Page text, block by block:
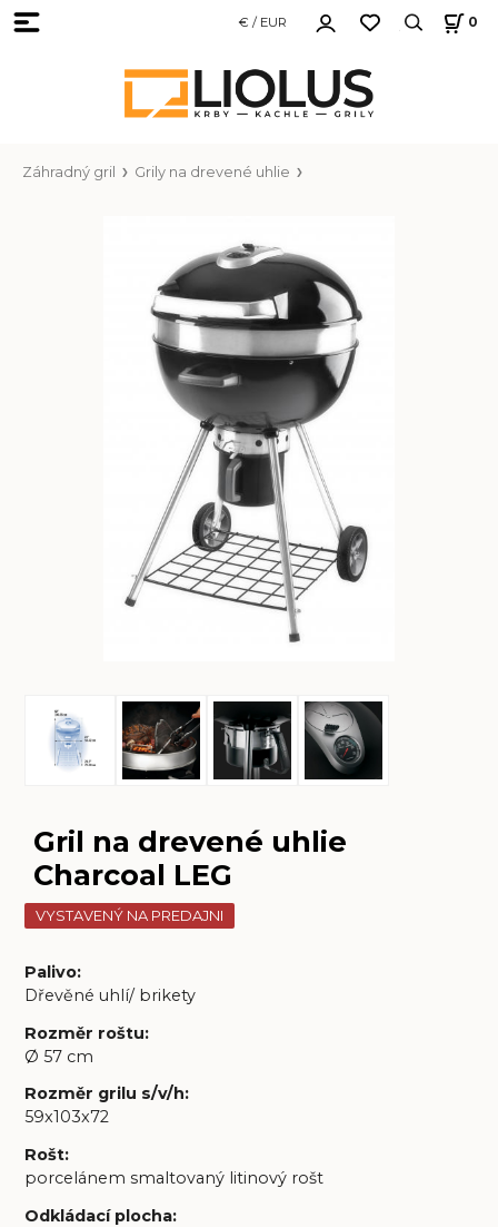
€ / EUR 0
Záhradný gril Grily na drevené uhlie
Gril na drevené uhlie
Charcoal LEG
VYSTAVENÝ NA PREDAJNI
Palivo:
Dřevěné uhlí/ brikety
Rozměr roštu:
Ø 57 cm
Rozměr grilu s/v/h:
59x103x72
Rošt:
porcelánem smaltovaný litinový rošt
Odkládací plocha: